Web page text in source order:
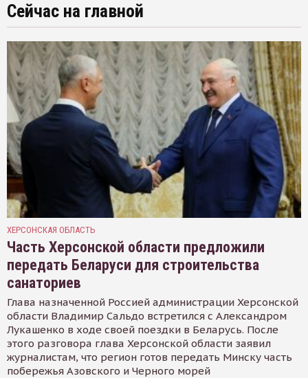
Сейчас на главной
ХЕРСОНСКАЯ ОБЛАСТЬ
Часть Херсонской области предложили
передать Беларуси для строительства
санаториев
Глава назначенной Россией администрации Херсонской
области Владимир Сальдо встретился с Александром
Лукашенко в ходе своей поездки в Беларусь. После
этого разговора глава Херсонской области заявил
журналистам, что регион готов передать Минску часть
побережья Азовского и Черного морей